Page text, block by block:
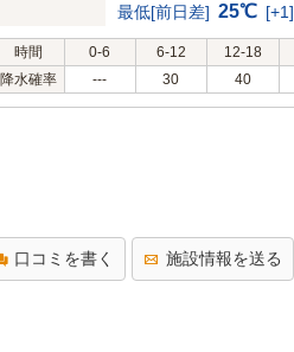
最低[前日差] 25℃ [+1]
時間 0-6 6-12 12-18
降水確率
--- 30 40
口コミを書く 施設情報を送る